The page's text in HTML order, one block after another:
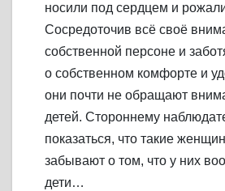
носили под сердцем и
Сосредоточив всё своё
собственной персоне и
о собственном комфорте и
они почти не обращают
детей. Стороннему
показаться, что такие
забывают о том, что у них
дети…